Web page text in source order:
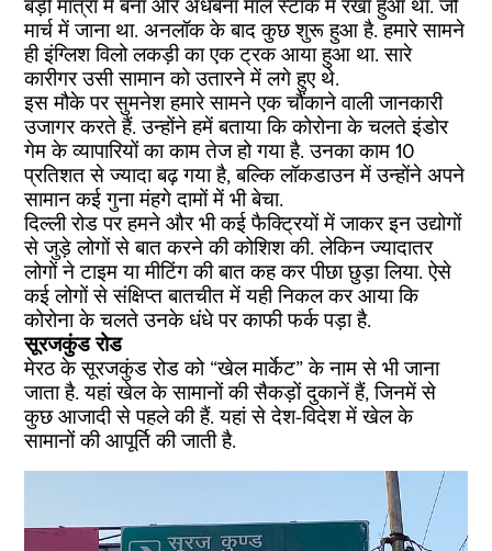
बड़ी मात्रा में बना और अधबना माल स्टॉक में रखा हुआ था. जो
मार्च में जाना था. अनलॉक के बाद कुछ शुरू हुआ है. हमारे सामने
ही इंग्लिश विलो लकड़ी का एक ट्रक आया हुआ था. सारे
कारीगर उसी सामान को उतारने में लगे हुए थे.
इस मौके पर सुमनेश हमारे सामने एक चौंकाने वाली जानकारी
उजागर करते हैं. उन्होंने हमें बताया कि कोरोना के चलते इंडोर
गेम के व्यापारियों का काम तेज हो गया है. उनका काम 10
प्रतिशत से ज्यादा बढ़ गया है, बल्कि लॉकडाउन में उन्होंने अपने
सामान कई गुना मंहगे दामों में भी बेचा.
दिल्ली रोड पर हमने और भी कई फैक्ट्रियों में जाकर इन उद्योगों
से जुड़े लोगों से बात करने की कोशिश की. लेकिन ज्यादातर
लोगों ने टाइम या मीटिंग की बात कह कर पीछा छुड़ा लिया. ऐसे
कई लोगों से संक्षिप्त बातचीत में यही निकल कर आया कि
कोरोना के चलते उनके धंधे पर काफी फर्क पड़ा है.
सूरजकुंड रोड
मेरठ के सूरजकुंड रोड को “खेल मार्केट” के नाम से भी जाना
जाता है. यहां खेल के सामानों की सैकड़ों दुकानें हैं, जिनमें से
कुछ आजादी से पहले की हैं. यहां से देश-विदेश में खेल के
सामानों की आपूर्ति की जाती है.